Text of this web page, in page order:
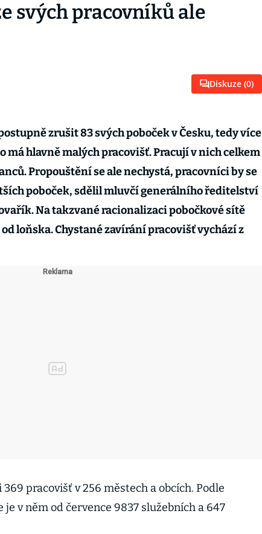
svých pracovníků ale
Diskuze (0)
zrušit 83 svých poboček v Česku, tedy více
má hlavně malých pracovišť. Pracují v nich celkem
Propouštění se ale nechystá, pracovníci by se
poboček, sdělil mluvčí generálního ředitelství
Na takzvané racionalizaci pobočkové sítě
loňska. Chystané zavírání pracovišť vychází z
pracovišť v 256 městech a obcích. Podle
v něm od července 9837 služebních a 647